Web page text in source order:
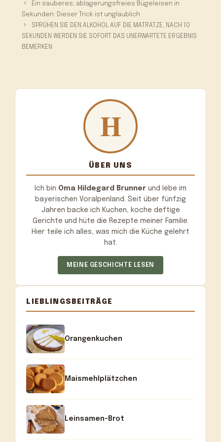
Ein sauberes, ablagerungsfreies Bügeleisen in
Sekunden: Dieser Trick ist unglaublich
SPRÜHEN SIE DEN ALKOHOL AUF DIE MATRATZE, NACH 10
SEKUNDEN WERDEN SIE SOFORT DAS UNERWARTETE ERGEBNIS
BEMERKEN
ÜBER UNS
Ich bin Oma Hildegard Brunner und lebe im
bayerischen Voralpenland. Seit über fünfzig
Jahren backe ich Kuchen, koche deftige
Gerichte und hüte die Rezepte meiner Familie.
Hier teile ich alles, was mich die Küche gelehrt
hat.
MEINE GESCHICHTE LESEN
LIEBLINGSBEITRÄGE
Orangenkuchen
Maismehlplätzchen
Leinsamen-Brot